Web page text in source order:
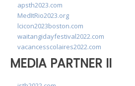
apsth2023.com
MedItRio2023.org
lcicon2023boston.com
waitangidayfestival2022.com
vacancesscolaires2022.com
MEDIA PARTNER II